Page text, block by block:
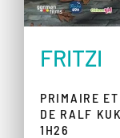
FRITZI
PRIMAIRE
DE RALF
1H26